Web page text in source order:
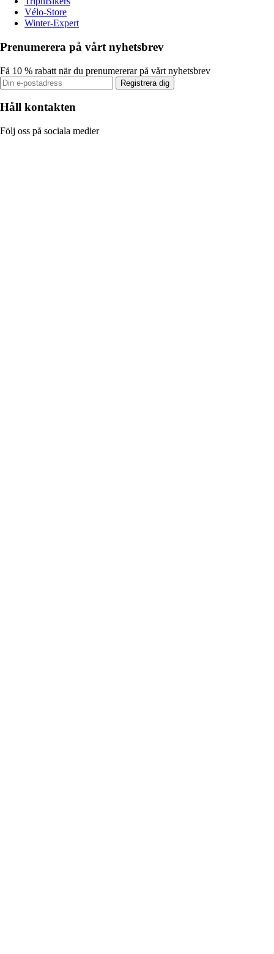
Vélo-Store
Winter-Expert
Prenumerera på vårt nyhetsbrev
Få 10 % rabatt när du prenumererar på vårt nyhetsbrev
Registrera dig
Håll kontakten
Följ oss på sociala medier